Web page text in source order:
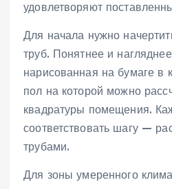
удовлетворяют
Для начала нужно
труб. Понятнее и
нарисованная на бумаге в
пол на которой можно
квадратуры помещения.
соответствовать шагу —
трубами.
Для зоны умеренного